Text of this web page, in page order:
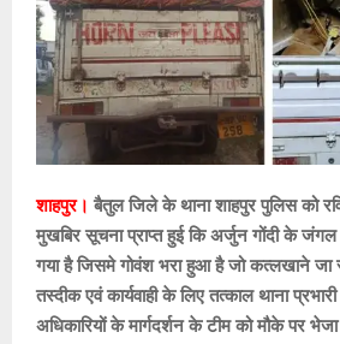
शाहपुर। बैतुल जिले के थाना शाहपुर पुलिस को
मुखबिर सूचना प्राप्त हुई कि अर्जुन गोंदी के
गया है जिसमे गोवंश भरा हुआ है जो कत्लखाने जा
तस्दीक एवं कार्यवाही के लिए तत्काल थाना प्रभारी
अधिकारियों के मार्गदर्शन के टीम को मौके पर